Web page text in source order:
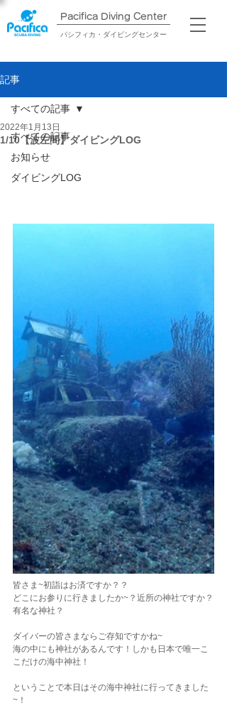
Pacifica Diving Center​
パシフィカ・ダイビングセンター
記事
すべての記事
お知らせ
ダイビングLOG
すべての記事
1/10【波左間】ダイビングLOG
2022年1月13日
皆さま~初詣はお済ですか？？
どこにお参りに行きましたか~？近所の神社ですか？
有名な神社？
ダイバーの皆さまならご存知ですかね~
海の中にも神社があるんです！しかも日本で唯一こ
こだけの海中神社！
ということで本日はその海中神社に行ってきました
~！